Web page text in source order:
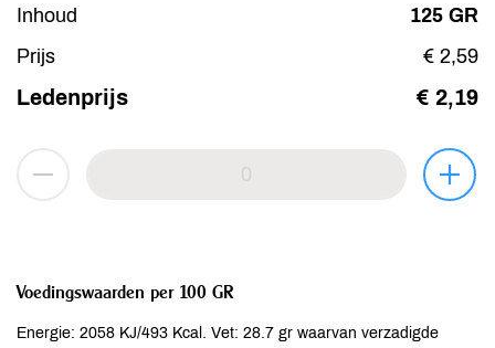
Inhoud
125 GR
Prijs
€ 2,59
Ledenprijs € 2,19
Voedingswaarden per 100 GR
Energie: 2058 KJ/493 Kcal. Vet: 28.7 gr waarvan verzadigde